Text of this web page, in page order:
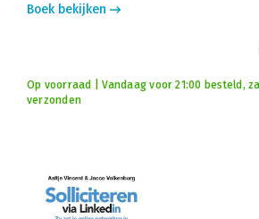
Boek bekijken
Op voorraad | Vandaag voor 21:00 besteld,
verzonden